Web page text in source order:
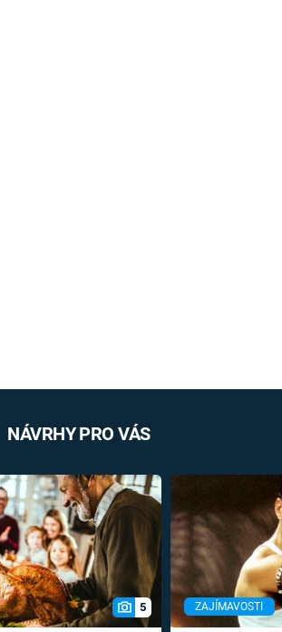
NÁVRHY PRO VÁS
5 ZAJÍMAVOSTI